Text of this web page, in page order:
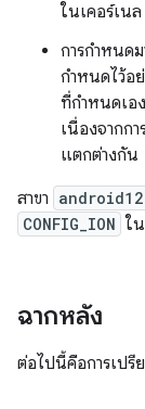
ในเคอร์เน
การกำหนด
กำหนดไว้อ
ที่กำหนดเอ
เนื่องจากก
แตกต่างกัน
สาขา
CONFIG_ION ใ
ฉากหลัง
ต่อไปนี้คือการเปรี